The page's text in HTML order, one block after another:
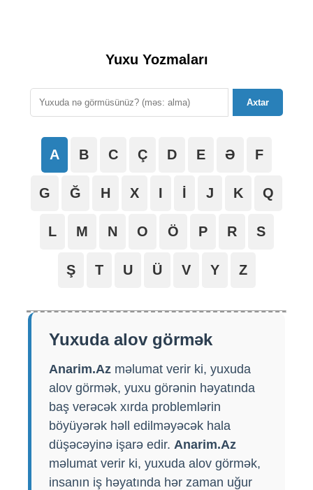
Yuxu Yozmaları
Axtar
A B C Ç D E Ə F
G Ğ H X I İ J K Q
L M N O Ö P R S
Ş T U Ü V Y Z
Yuxuda alov görmək
Anarim.Az məlumat verir ki, yuxuda
alov görmək, yuxu görənin həyatında
baş verəcək xırda problemlərin
böyüyərək həll edilməyəcək hala
düşəcəyinə işarə edir. Anarim.Az
məlumat verir ki, yuxuda alov görmək,
insanın iş həyatında hər zaman uğur